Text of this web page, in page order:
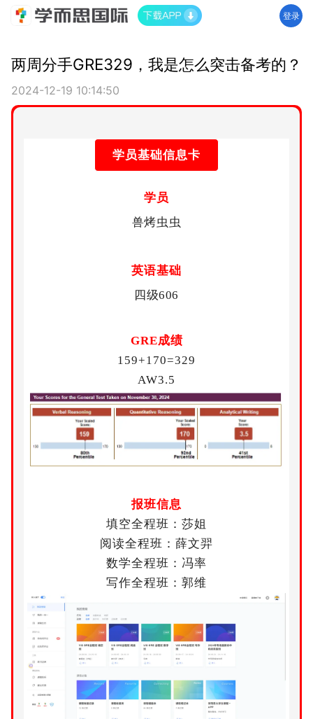
登录
两周分手GRE329，我是怎么突击备考的？
2024-12-19 10:14:50
学员基础信息卡
学员
兽烤虫虫
英语基础
四级606
GRE成绩
159+170=329
AW3.5
报班信息
填空全程班：莎姐
阅读全程班：薛文羿
数学全程班：冯率
写作全程班：郭维